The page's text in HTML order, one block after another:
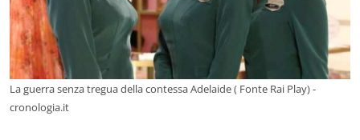
La guerra senza tregua della contessa Adelaide ( Fonte Rai Play) -
cronologia.it